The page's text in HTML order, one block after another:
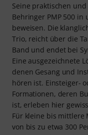
Seine praktischen
Behringer PMP 500
beweisen. Die
Trio, reicht über die
Band und endet bei
Eine ausgezeichnete
denen Gesang und
hören ist. Einsteiger-
Formationen, deren
ist, erleben hier
Für kleine bis mittlere
von bis zu etwa 300